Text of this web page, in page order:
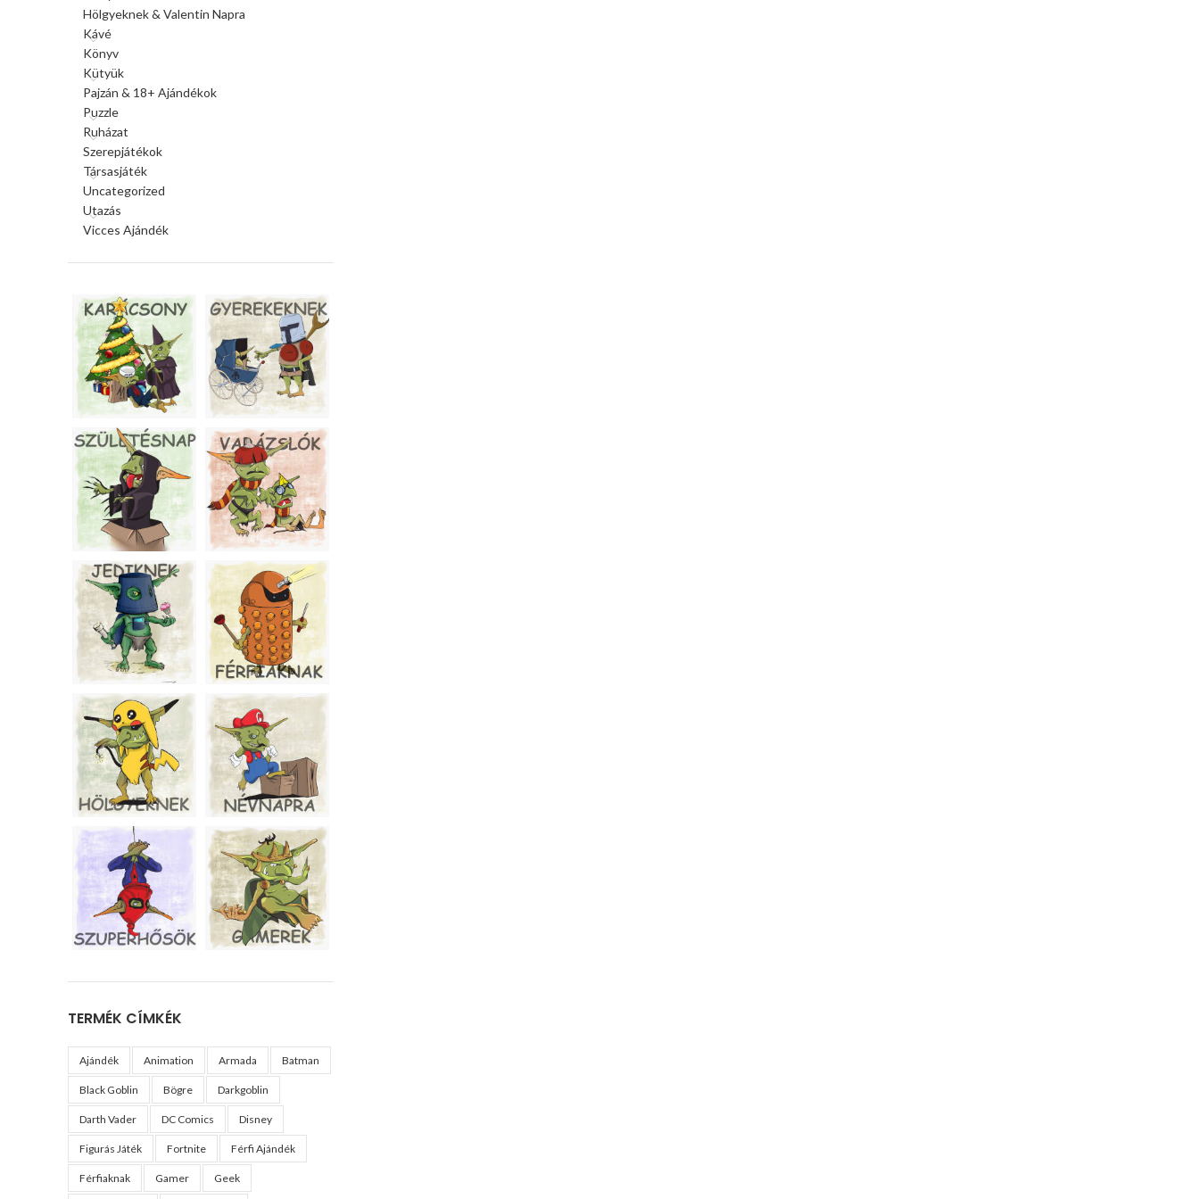
Hölgyeknek & Valentin Napra
Kávé
Könyv
Kütyük
Pajzán & 18+ Ajándékok
Puzzle
Ruházat
Szerepjátékok
Társasjáték
Uncategorized
Utazás
Vicces Ajándék
TERMÉK CÍMKÉK
Ajándék Animation Armada Batman
Black Goblin Bögre Darkgoblin
Darth Vader DC Comics Disney
Figurás Játék Fortnite Férfi Ajándék
Férfiaknak Gamer Geek